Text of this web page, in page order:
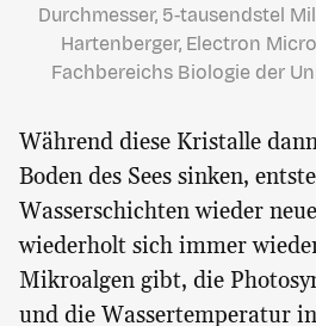
Durchmesser, 5-tausendstel
Hartenberger, Electron
Fachbereichs Biologie der
Während diese Kristalle
Boden des Sees sinken,
Wasserschichten wieder
wiederholt sich immer
Mikroalgen gibt, die
und die Wassertemperatur